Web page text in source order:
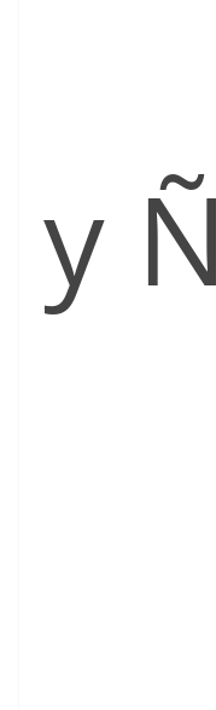
y